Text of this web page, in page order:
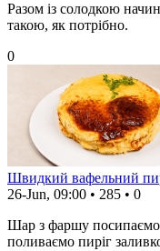
Разом із солодкою
такою, як потрібно.
0
Швидкий вафельний
26-Jun, 09:00 • 285 • 0
Шар з фаршу посипаємо
поливаємо пиріг